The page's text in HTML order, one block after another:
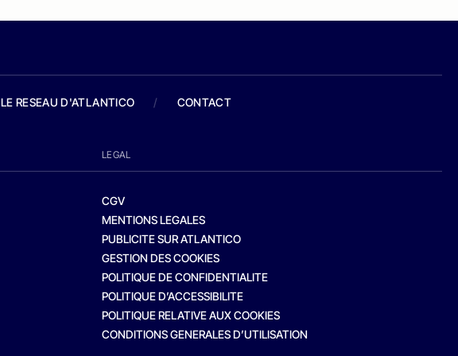
LE RESEAU D'ATLANTICO / CONTACT
LEGAL
CGV
MENTIONS LEGALES
PUBLICITE SUR ATLANTICO
GESTION DES COOKIES
POLITIQUE DE CONFIDENTIALITE
POLITIQUE D’ACCESSIBILITE
POLITIQUE RELATIVE AUX COOKIES
CONDITIONS GENERALES D’UTILISATION